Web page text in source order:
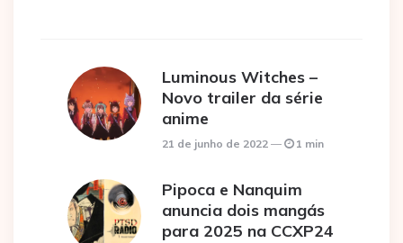
Luminous Witches –
Novo trailer da série
anime
21 de junho de 2022 1 min
Pipoca e Nanquim
anuncia dois mangás
para 2025 na CCXP24